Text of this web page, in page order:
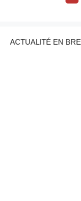
ACTUALITÉ EN